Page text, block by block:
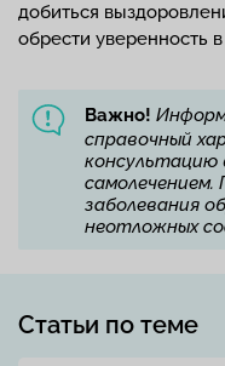
добиться
обрести уверенность
Важно!
справочный
консультацию
самолечением.
заболевания
неотложных
Статьи по теме